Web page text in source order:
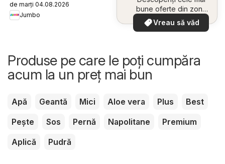
de marți 04.08.2026
Jumbo
bune oferte din zona
dumneavoastră
Vreau să văd
Produse pe care le poți cumpăra
acum la un preț mai bun
Apă Geantă Mici Aloe vera Plus
Best
Pește
Sos Pernă Napolitane
Premium
Aplică
Pudră